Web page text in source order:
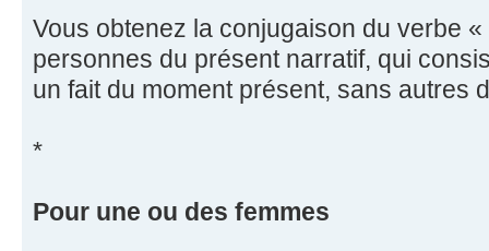
Vous obtenez la conjugaison du verbe
personnes du présent narratif, qui
un fait du moment présent, sans autres
*
Pour une ou des femmes